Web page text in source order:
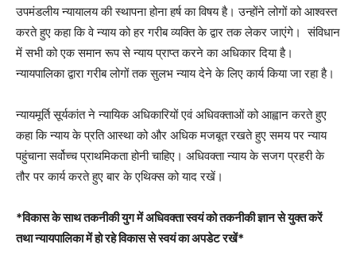
उपमंडलीय न्यायालय की स्थापना होना हर्ष का विषय है। उन्होंने लोगों को आश्वस्त
करते हुए कहा कि वे न्याय को हर गरीब व्यक्ति के द्वार तक लेकर जाएंगे। संविधान
में सभी को एक समान रूप से न्याय प्राप्त करने का अधिकार दिया है।
न्यायपालिका द्वारा गरीब लोगों तक सुलभ न्याय देने के लिए कार्य किया जा रहा है।
न्यायमूर्ति सूर्यकांत ने न्यायिक अधिकारियों एवं अधिवक्ताओं को आह्वान करते हुए
कहा कि न्याय के प्रति आस्था को और अधिक मजबूत रखते हुए समय पर न्याय
पहुंचाना सर्वोच्च प्राथमिकता होनी चाहिए। अधिवक्ता न्याय के सजग प्रहरी के
तौर पर कार्य करते हुए बार के एथिक्स को याद रखें।
*विकास के साथ तकनीकी युग में अधिवक्ता स्वयं को तकनीकी ज्ञान से युक्त करें
तथा न्यायपालिका में हो रहे विकास से स्वयं का अपडेट रखें*